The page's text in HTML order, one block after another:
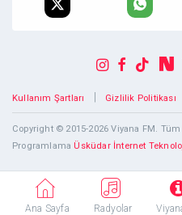
Ana Sayfa Radyolar
Kullanım Şartları Gizlilik Politikası
Copyright © 2015-2026 Viyana FM. Tüm
Programlama Üsküdar İnternet